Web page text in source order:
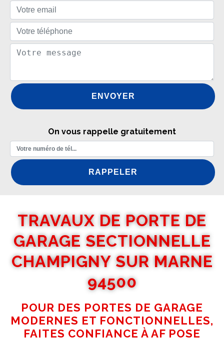
On vous rappelle gratuitement
TRAVAUX DE PORTE DE
GARAGE SECTIONNELLE
CHAMPIGNY SUR MARNE
94500
POUR DES PORTES DE GARAGE
MODERNES ET FONCTIONNELLES,
FAITES CONFIANCE À AF POSE